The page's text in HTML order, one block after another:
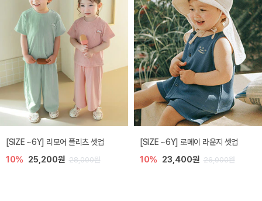
[SIZE ~6Y] 리모어 플리츠 셋업
10% 25,200원 28,000원
[SIZE ~6Y] 로메이 라운지 셋업
10% 23,400원 26,000원